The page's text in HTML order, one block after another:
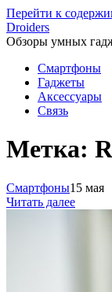
Перейти к
Droiders
Обзоры умных
Смартфоны
Гаджеты
Аксессуары
Связь
Метка:
Смартфоны15 мая
Читать далее